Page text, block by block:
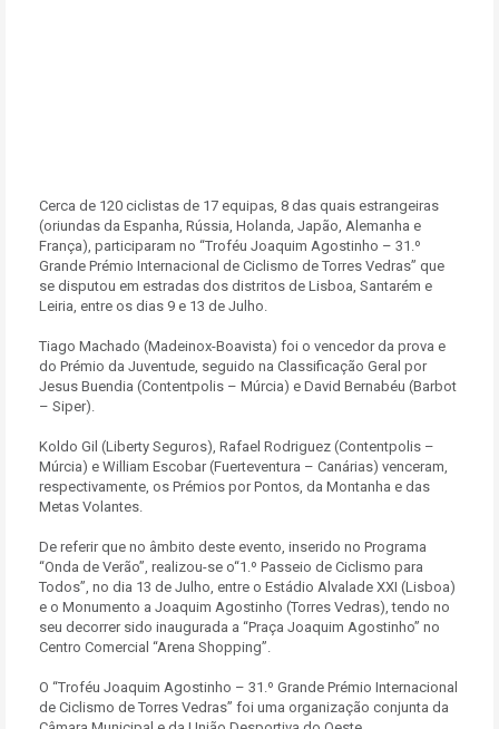
Cerca de 120 ciclistas de 17 equipas, 8 das quais estrangeiras
(oriundas da Espanha, Rússia, Holanda, Japão, Alemanha e
França), participaram no “Troféu Joaquim Agostinho – 31.º
Grande Prémio Internacional de Ciclismo de Torres Vedras” que
se disputou em estradas dos distritos de Lisboa, Santarém e
Leiria, entre os dias 9 e 13 de Julho.
Tiago Machado (Madeinox-Boavista) foi o vencedor da prova e
do Prémio da Juventude, seguido na Classificação Geral por
Jesus Buendia (Contentpolis – Múrcia) e David Bernabéu (Barbot
– Siper).
Koldo Gil (Liberty Seguros), Rafael Rodriguez (Contentpolis –
Múrcia) e William Escobar (Fuerteventura – Canárias) venceram,
respectivamente, os Prémios por Pontos, da Montanha e das
Metas Volantes.
De referir que no âmbito deste evento, inserido no Programa
“Onda de Verão”, realizou-se o“1.º Passeio de Ciclismo para
Todos”, no dia 13 de Julho, entre o Estádio Alvalade XXI (Lisboa)
e o Monumento a Joaquim Agostinho (Torres Vedras), tendo no
seu decorrer sido inaugurada a “Praça Joaquim Agostinho” no
Centro Comercial “Arena Shopping”.
O “Troféu Joaquim Agostinho – 31.º Grande Prémio Internacional
de Ciclismo de Torres Vedras” foi uma organização conjunta da